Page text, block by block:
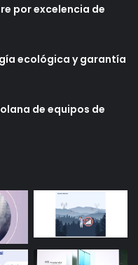
por excelencia de
ecológica y garantía
de equipos de